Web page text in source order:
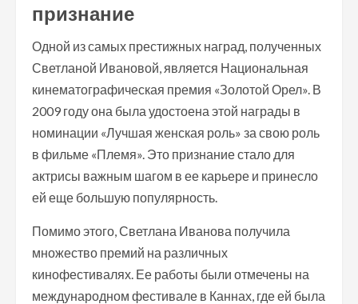
признание
Одной из самых престижных наград, полученных
Светланой Ивановой, является Национальная
кинематографическая премия «Золотой Орел». В
2009 году она была удостоена этой награды в
номинации «Лучшая женская роль» за свою роль
в фильме «Племя». Это признание стало для
актрисы важным шагом в ее карьере и принесло
ей еще большую популярность.
Помимо этого, Светлана Иванова получила
множество премий на различных
кинофестивалях. Ее работы были отмечены на
международном фестивале в Каннах, где ей была